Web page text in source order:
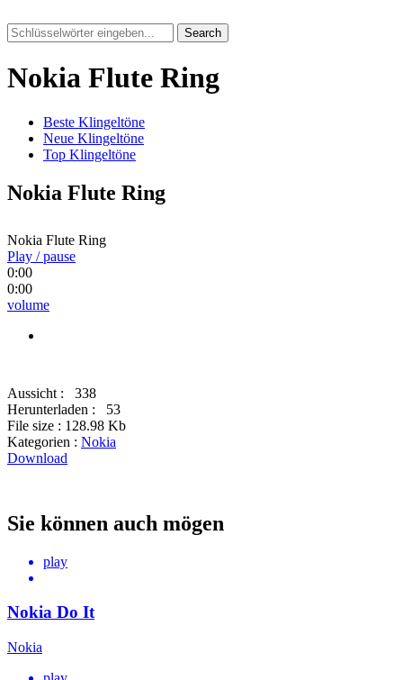
Search
Nokia Flute Ring
Beste Klingeltöne
Neue Klingeltöne
Top Klingeltöne
Nokia Flute Ring
Nokia Flute Ring
Play / pause
0:00
0:00
volume
Aussicht :
338
Herunterladen :
53
File size : 128.98 Kb
Kategorien : Nokia
Download
Sie können auch mögen
play
Nokia Do It
Nokia